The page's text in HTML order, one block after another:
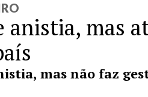
anistia, mas
mas não faz